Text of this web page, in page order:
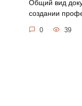
Общий вид
создании
0 39